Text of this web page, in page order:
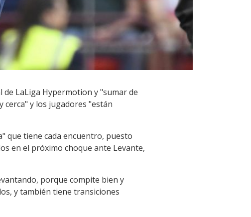
de LaLiga Hypermotion y "sumar de
y los jugadores "están
que tiene cada encuentro, puesto
en el próximo choque ante Levante,
porque compite bien y
y también tiene transiciones